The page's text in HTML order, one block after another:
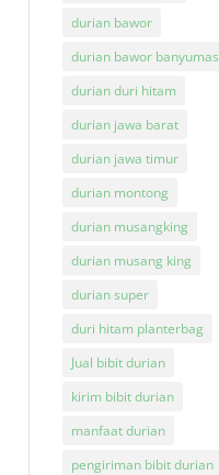
durian bawor
durian bawor banyumas
durian duri hitam
durian jawa barat
durian jawa timur
durian montong
durian musangking
durian musang king
durian super
duri hitam planterbag
Jual bibit durian
kirim bibit durian
manfaat durian
pengiriman bibit durian